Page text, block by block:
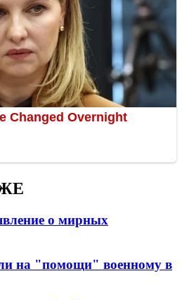
о мирных
на "помощи" военному в